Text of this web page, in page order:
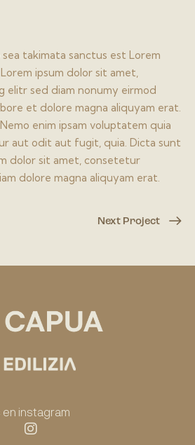
takimata sanctus est Lorem
ipsum dolor sit amet,
elitr sed diam nonumy eirmod
et dolore magna aliquyam erat.
enim ipsam voluptatem quia
aut odit aut fugit, quia. Dicta sunt
dolor sit amet, consetetur
dolore magna aliquyam erat.
Next Project
instagram